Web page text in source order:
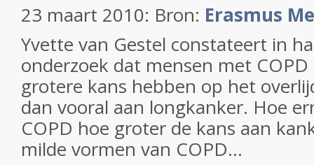
23 maart 2010: Bron: Erasmus
Yvette van Gestel constateert in
onderzoek dat mensen met
grotere kans hebben op het
dan vooral aan longkanker. Hoe
COPD hoe groter de kans aan
milde vormen van COPD...